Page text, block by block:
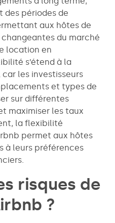
des périodes de
aux hôtes de
du marché
location en
s’étend à la
les investisseurs
et types de
sur différentes
maximiser les taux
la flexibilité
permet aux hôtes
à leurs préférences
risques de
?